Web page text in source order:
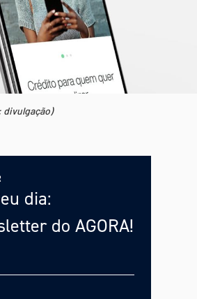
divulgação)
dia:
do AGORA!